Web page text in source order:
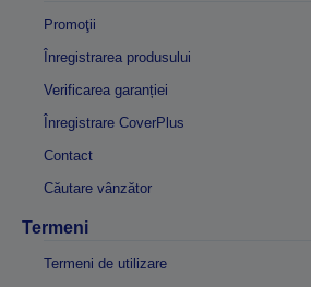
Promoţii
Înregistrarea produsului
Verificarea garanției
Înregistrare CoverPlus
Contact
Căutare vânzător
Termeni
Termeni de utilizare